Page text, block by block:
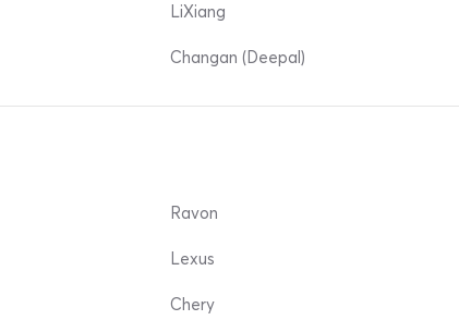
LiXiang
Changan (Deepal)
Ravon
Lexus
Chery